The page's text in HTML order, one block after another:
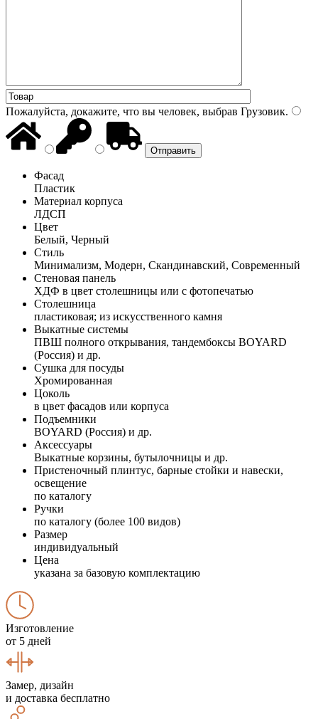
Пожалуйста, докажите, что вы человек, выбрав Грузовик.
Фасад
Пластик
Материал корпуса
ЛДСП
Цвет
Белый, Черный
Стиль
Минимализм, Модерн, Скандинавский, Современный
Стеновая панель
ХДФ в цвет столешницы или с фотопечатью
Столешница
пластиковая; из искусственного камня
Выкатные системы
ПВШ полного открывания, тандембоксы BOYARD
(Россия) и др.
Сушка для посуды
Хромированная
Цоколь
в цвет фасадов или корпуса
Подъемники
BOYARD (Россия) и др.
Аксессуары
Выкатные корзины, бутылочницы и др.
Пристеночный плинтус, барные стойки и навески,
освещение
по каталогу
Ручки
по каталогу (более 100 видов)
Размер
индивидуальный
Цена
указана за базовую комплектацию
Изготовление
от 5 дней
Замер, дизайн
и доставка бесплатно